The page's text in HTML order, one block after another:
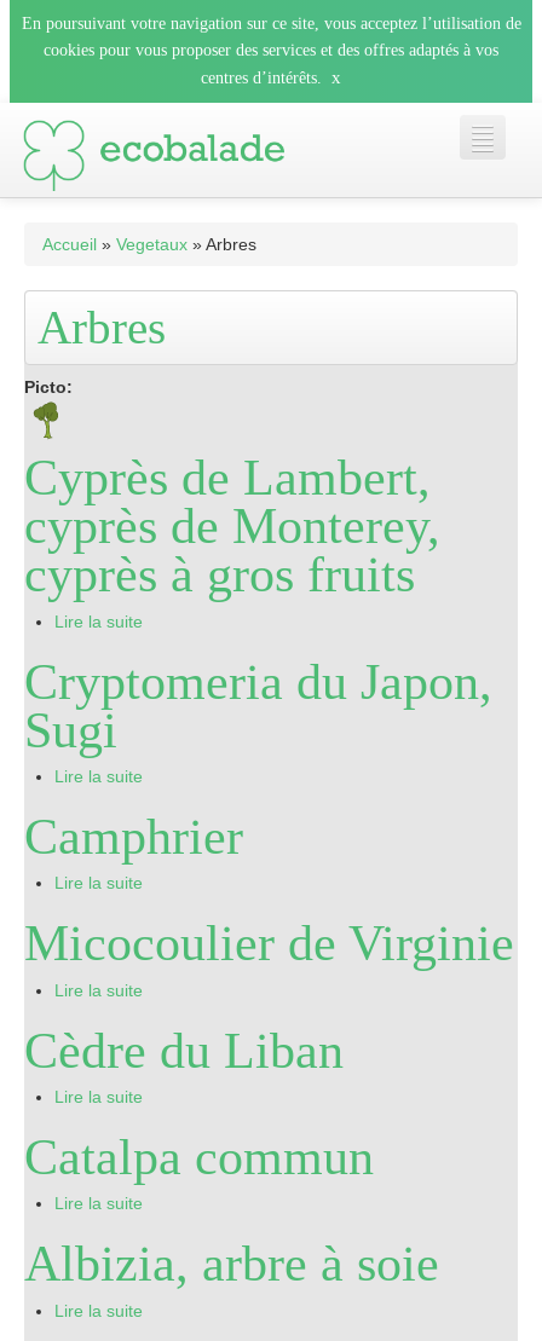
En poursuivant votre navigation sur ce site, vous acceptez l’utilisation de
cookies pour vous proposer des services et des offres adaptés à vos
centres d’intérêts.
x
Les balades
Les espèces
Le blog
Pro
Accueil » Vegetaux » Arbres
Arbres
Picto:
Cyprès de Lambert,
cyprès de Monterey,
cyprès à gros fruits
Lire la suite
Cryptomeria du Japon,
Sugi
Lire la suite
Camphrier
Lire la suite
Micocoulier de Virginie
Lire la suite
Cèdre du Liban
Lire la suite
Catalpa commun
Lire la suite
Albizia, arbre à soie
Lire la suite